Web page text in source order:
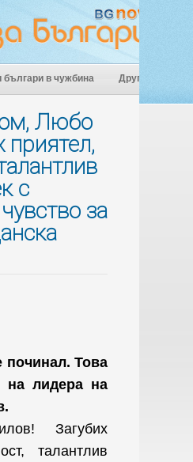
българи в чужбина Други
Любо
приятел,
с
за
Това
на лидера на
Загубих
талантлив